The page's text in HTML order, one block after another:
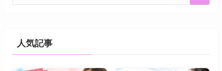
人気記事